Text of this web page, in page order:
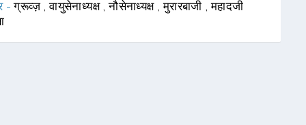
-ग्रूव्ज़ ,वायुसेनाध्यक्ष ,नौसेनाध्यक्ष ,मुरारबाजी ,महादजी